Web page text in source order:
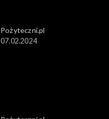
Pożyteczni.pl
07.02.2024